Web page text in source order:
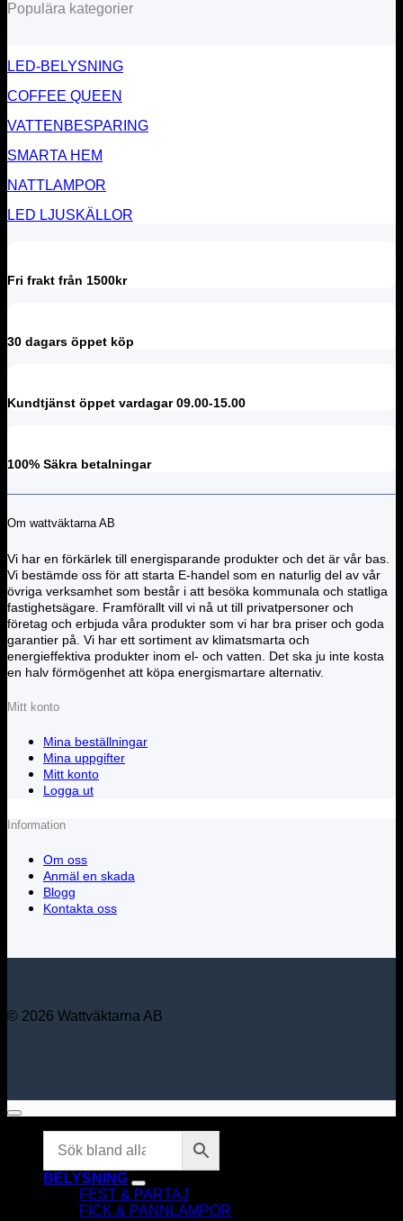
Populära kategorier
LED-BELYSNING
COFFEE QUEEN
VATTENBESPARING
SMARTA HEM
NATTLAMPOR
LED LJUSKÄLLOR
Fri frakt från 1500kr
30 dagars öppet köp
Kundtjänst öppet vardagar 09.00-15.00
100% Säkra betalningar
Om wattväktarna AB
Vi har en förkärlek till energisparande produkter och det är vår bas.
Vi bestämde oss för att starta E-handel som en naturlig del av vår
övriga verksamhet som består i att besöka kommunala och statliga
fastighetsägare. Framförallt vill vi nå ut till privatpersoner och
företag och erbjuda våra produkter som vi har bra priser och goda
garantier på. Vi har ett sortiment av klimatsmarta och
energieffektiva produkter inom el- och vatten. Det ska ju inte kosta
en halv förmögenhet att köpa energismartare alternativ.
Mitt konto
Mina beställningar
Mina uppgifter
Mitt konto
Logga ut
Information
Om oss
Anmäl en skada
Blogg
Kontakta oss
© 2026 Wattväktarna AB
BELYSNING
FEST & PARTAJ
FICK & PANNLAMPOR